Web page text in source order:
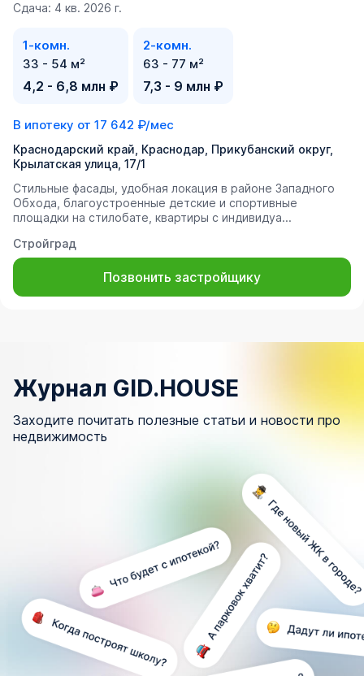
Сдача: 4 кв. 2026 г.
1-комн.
33 - 54 м²
4,2 - 6,8 млн ₽
2-комн.
63 - 77 м²
7,3 - 9 млн ₽
В ипотеку от 17 642 ₽/мес
Краснодарский край, Краснодар, Прикубанский округ,
Крылатская улица, 17/1
Стильные фасады, удобная локация в районе Западного
Обхода, благоустроенные детские и спортивные
площадки на стилобате, квартиры с индивидуа...
Стройград
Позвонить застройщику
Журнал GID.HOUSE
Заходите почитать полезные статьи и новости про
недвижимость